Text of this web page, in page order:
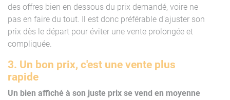
des offres bien en dessous du prix demandé, voire ne
pas en faire du tout. Il est donc préférable d'ajuster son
prix dès le départ pour éviter une vente prolongée et
compliquée.
3. Un bon prix, c'est une vente plus
rapide
Un bien affiché à son juste prix se vend en moyenne